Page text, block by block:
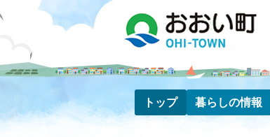
トップ 暮らしの情報